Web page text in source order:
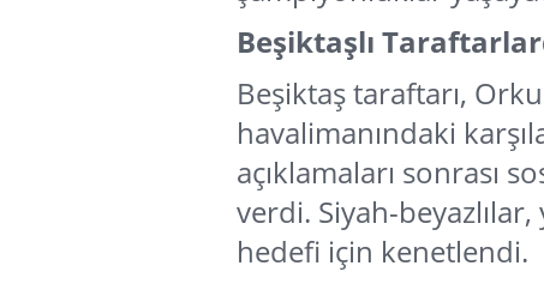
Beşiktaşlı
Beşiktaş taraftarı,
havalimanındaki
açıklamaları sonrası
verdi. Siyah-beyazlılar,
hedefi için kenetlendi.